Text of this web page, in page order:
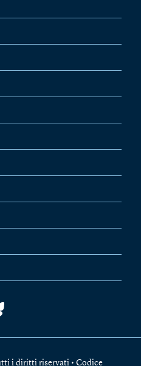
i diritti riservati • Codice